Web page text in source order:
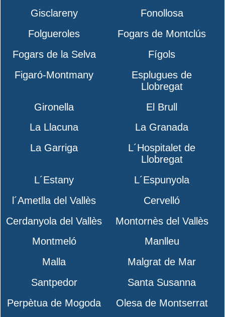
Gisclareny
Fonollosa
Folgueroles
Fogars de Montclús
Fogars de la Selva
Fígols
Figaró-Montmany
Esplugues de
Llobregat
Gironella
El Brull
La Llacuna
La Granada
La Garriga
L´Hospitalet de
Llobregat
L´Estany
L´Espunyola
l´Ametlla del Vallès
Cervelló
Cerdanyola del Vallès
Montornès del Vallès
Montmeló
Manlleu
Malla
Malgrat de Mar
Santpedor
Santa Susanna
Perpètua de Mogoda
Olesa de Montserrat